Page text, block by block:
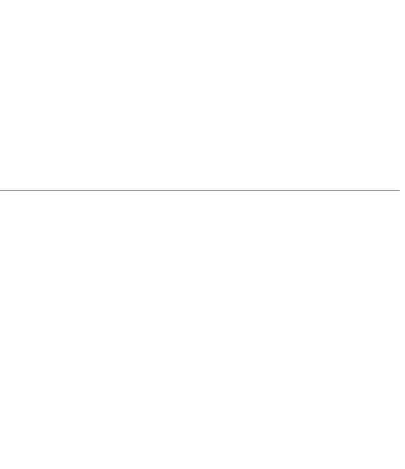
งผล อันดับ1 การโพสต์ขายอสังหา กับทีมงานบริษัท บ้าน ที่ดิน คอนโด
ะดีที่สุด ไม่มีค่านายหน้า ขายได้จริงๆ ช่วยสร้างโอกาสในการขายได้มากกว่า ที่
วจริง